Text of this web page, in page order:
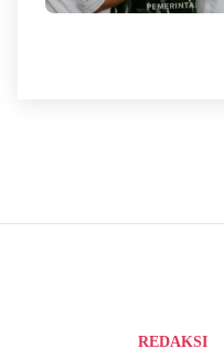
REDAKSI